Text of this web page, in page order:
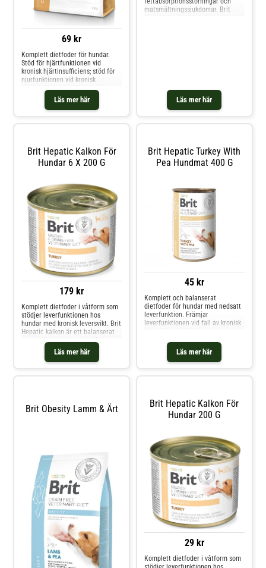
69 kr
Läs mer här
Komplett dietfoder för hundar.
Stöd för hjärtfunktionen vid
kronisk hjärtinsufficiens; stöd för
njurfunktionen vid kronisk
njurinsufficiens i tidigt stadium.
Sammansättning: Ärtor (36 %),
kycklingprotein (15 %),
kycklingfett (15 %), ägg (10 %),
Läs mer här
matsmältningssjukdomar. Brit
Brit Hepatic Kalkon För
Hundar 6 X 200 G
179 kr
Läs mer här
Komplett dietfoder i våtform som
stödjer leverfunktionen hos
hundar med kronisk leversvikt. Brit
Hepatic kalkon är ett balanserat
hundar med nedsatt leverfunktion
och leversvikt. Det stödjer leverns
ämnesomsättning vid kronisk
Brit Hepatic Turkey With
Pea Hundmat 400 G
45 kr
Läs mer här
Komplett och balanserat
dietfoder för hundar med nedsatt
leverfunktion. Främjar
leverfunktionen vid fall av kronisk
Portosystemisk shunt (PSS)
Hepatisk encefalopati
Konvalescens efter förgiftning
Brit Obesity Lamm & Ärt
Brit Hepatic Kalkon För
Hundar 200 G
29 kr
Komplett dietfoder i våtform som